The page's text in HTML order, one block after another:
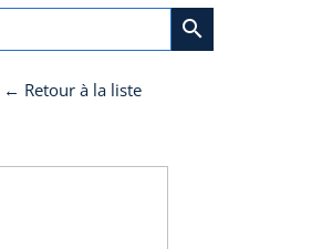
search
← Retour à la liste